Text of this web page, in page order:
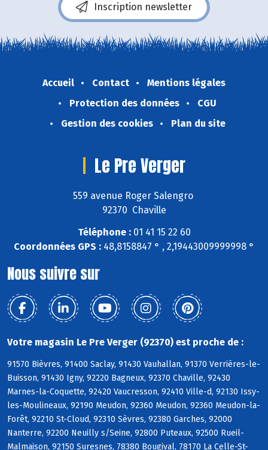
Inscription newsletter
Accueil Contact
Mentions légales
Protection des données
CGU
Gestion des cookies
Plan du site
Le Pre Verger
559 avenue Roger Salengro
92370 Chaville
Téléphone :01 41 15 22 60
Coordonnées GPS : 48,8158847 ° , 2,19443009999998 °
Nous suivre sur
Votre magasin Le Pre Verger (92370) est proche de :
91570 Bièvres, 91400 Saclay, 91430 Vauhallan, 91370 Verrières-le-
Buisson, 91430 Igny, 92220 Bagneux, 92370 Chaville, 92430
Marnes-la-Coquette, 92420 Vaucresson, 92410 Ville-d, 92130 Issy-
les-Moulineaux, 92190 Meudon, 92360 Meudon, 92360 Meudon-la-
Forêt, 92210 St-Cloud, 92310 Sèvres, 92380 Garches, 92000
Nanterre, 92200 Neuilly s/Seine, 92800 Puteaux, 92500 Rueil-
Malmaison, 92150 Suresnes, 78380 Bougival, 78170 La Celle-St-